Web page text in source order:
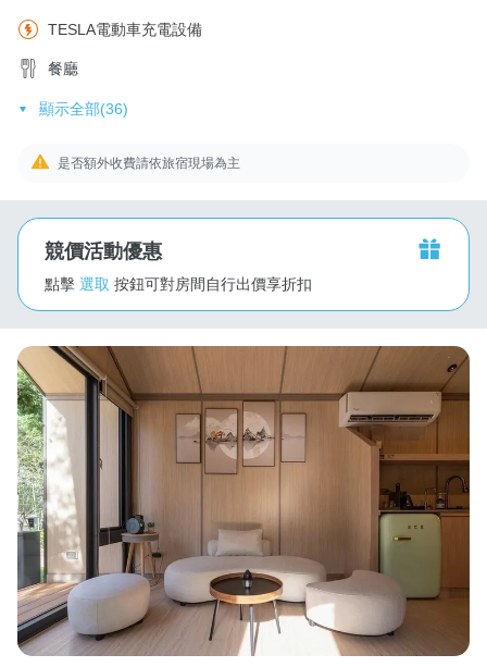
TESLA電動車充電設備
餐廳
顯示全部(36)
是否額外收費請依旅宿現場為主
競價活動優惠
點擊 選取 按鈕可對房間自行出價享折扣